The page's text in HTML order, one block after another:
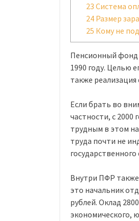
23 Система
24 Размер
25 Кому не
Пенсионный фонд
1990 году. Целью
также реализация
Если брать во
частности, с 2000
трудным в этом
труда почти не
государственного
Внутри ПФР
это начальник
рублей. Оклад
экономического,